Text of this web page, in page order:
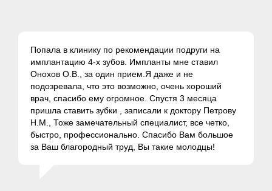
Попала в клинику по рекомендации подруги на
имплантацию 4-х зубов. Импланты мне ставил
Онохов О.В., за один прием.Я даже и не
подозревала, что это возможно, очень хороший
врач, спасибо ему огромное. Спустя 3 месяца
пришла ставить зубки , записали к доктору Петрову
Н.М., Тоже замечательный специалист, все четко,
быстро, профессионально. Спасибо Вам большое
за Ваш благородный труд, Вы такие молодцы!